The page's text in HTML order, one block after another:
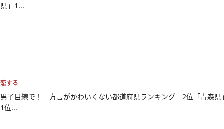
県」1...
恋する
男子目線で！ 方言がかわいくない都道府県ランキング 2位「青森県」
1位...